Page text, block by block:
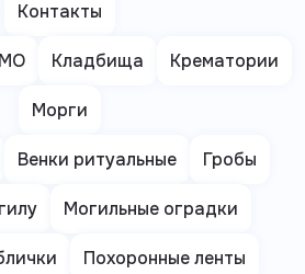
Контакты
Кладбища Крематории
Морги
Венки ритуальные Гробы
Могильные оградки
Похоронные ленты